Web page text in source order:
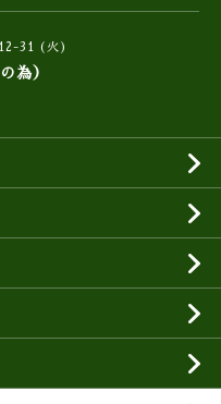
31 (火)
為）